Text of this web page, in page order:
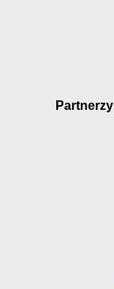
Partnerzy